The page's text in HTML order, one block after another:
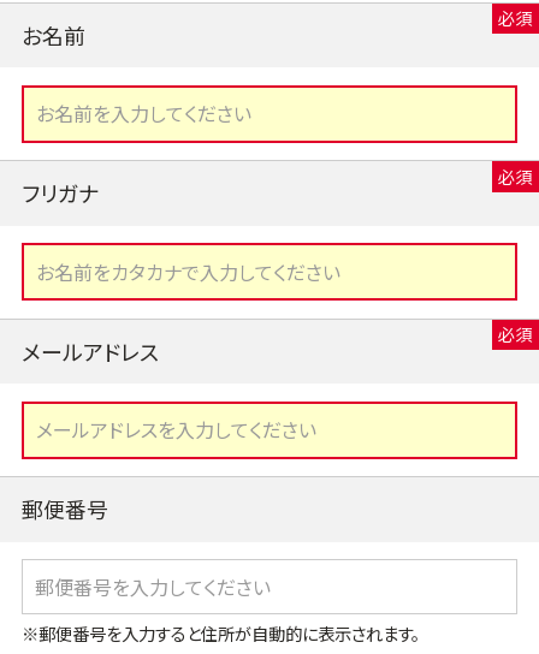
お名前
フリガナ
メールアドレス
郵便番号
※郵便番号を入力すると住所が自動的に表示されます。